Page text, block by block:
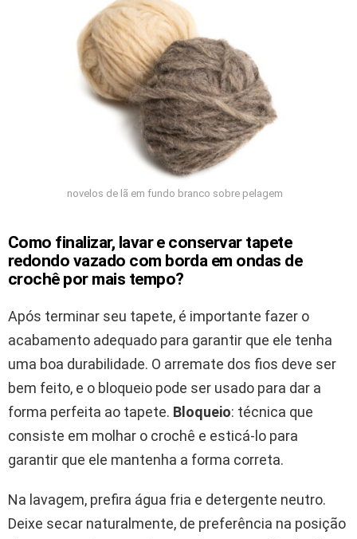
novelos de lã em fundo branco sobre pelagem
Como finalizar, lavar e conservar tapete
redondo vazado com borda em ondas de
crochê por mais tempo?
Após terminar seu tapete, é importante fazer o
acabamento adequado para garantir que ele tenha
uma boa durabilidade. O arremate dos fios deve ser
bem feito, e o bloqueio pode ser usado para dar a
forma perfeita ao tapete. Bloqueio: técnica que
consiste em molhar o crochê e esticá-lo para
garantir que ele mantenha a forma correta.
Na lavagem, prefira água fria e detergente neutro.
Deixe secar naturalmente, de preferência na posição